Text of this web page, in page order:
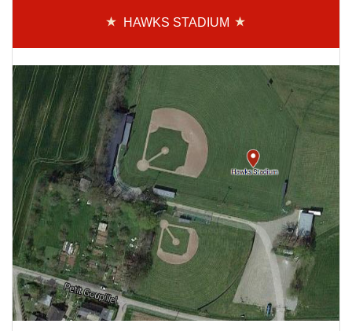
HAWKS STADIUM